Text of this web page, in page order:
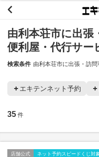
由利本荘市に出張
便利屋・代行サー
検索条件 由利本荘市に出張・訪問
エキテンネット予約
35 件
店舗公式 ネット予約スピードくじ対